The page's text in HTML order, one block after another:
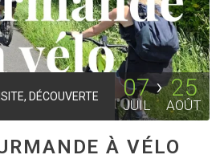
DÉCOUVERTE 07
JUIL
25
AOÛT
À VÉLO